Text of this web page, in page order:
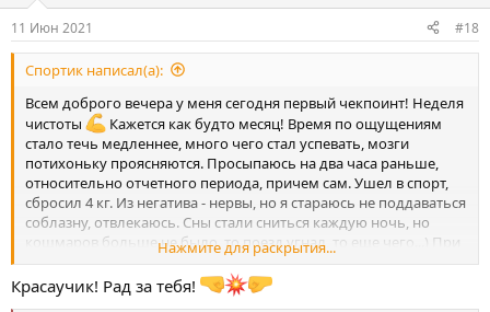
11 Июн 2021 #18
Спортик написал(а):
Всем доброго вечера у меня сегодня первый чекпоинт! Неделя
чистоты
Кажется как будто месяц! Время по ощущениям
стало течь медленнее, много чего стал успевать, мозги
потихоньку проясняются. Просыпаюсь на два часа раньше,
относительно отчетного периода, причем сам. Ушел в спорт,
сбросил 4 кг. Из негатива - нервы, но я стараюсь не поддаваться
соблазну, отвлекаюсь. Сны стали сниться каждую ночь, но
кошмаров больше не было, то поезд угнал, то еще чего...) При
мне курили траву, а мне похер - это хороший знак! Мотивация
крепка. Курить ни разу не хотелось, а вот на турник тянет.
Заместительная терапия во всей красе!
Нажмите для раскрытия...
Красаучик! Рад за тебя!